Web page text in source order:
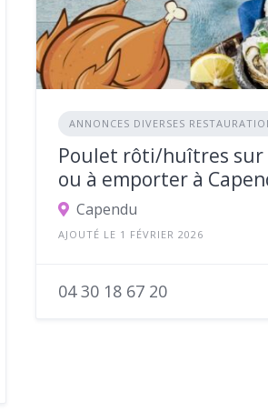
ANNONCES DIVERSES
Poulet rôti/huîtres sur
ou à emporter à
Capendu
AJOUTÉ LE 1 FÉVRIER 2026
04 30 18 67 20